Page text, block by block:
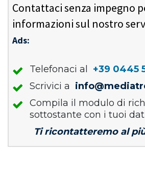
Contattaci senza impegno
informazioni sul nostro
Ads:
Telefonaci al
+39 0445
Scrivici a
Compila il modulo di
sottostante con i tuoi
Ti ricontatteremo al